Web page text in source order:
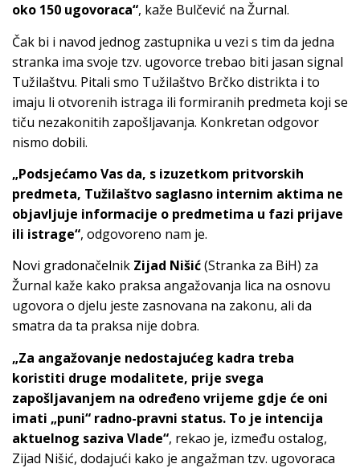
oko 150 ugovoraca“, kaže Bulčević na Žurnal.
Čak bi i navod jednog zastupnika u vezi s tim da jedna
stranka ima svoje tzv. ugovorce trebao biti jasan signal
Tužilaštvu. Pitali smo Tužilaštvo Brčko distrikta i to
imaju li otvorenih istraga ili formiranih predmeta koji se
tiču nezakonitih zapošljavanja. Konkretan odgovor
nismo dobili.
„Podsjećamo Vas da, s izuzetkom pritvorskih
predmeta, Tužilaštvo saglasno internim aktima ne
objavljuje informacije o predmetima u fazi prijave
ili istrage“, odgovoreno nam je.
Novi gradonačelnik Zijad Nišić(Stranka za BiH) za
Žurnal kaže kako praksa angažovanja lica na osnovu
ugovora o djelu jeste zasnovana na zakonu, ali da
smatra da ta praksa nije dobra.
„Za angažovanje nedostajućeg kadra treba
koristiti druge modalitete, prije svega
zapošljavanjem na određeno vrijeme gdje će oni
imati „puni“ radno-pravni status. To je intencija
aktuelnog saziva Vlade“, rekao je, između ostalog,
Zijad Nišić, dodajući kako je angažman tzv. ugovoraca